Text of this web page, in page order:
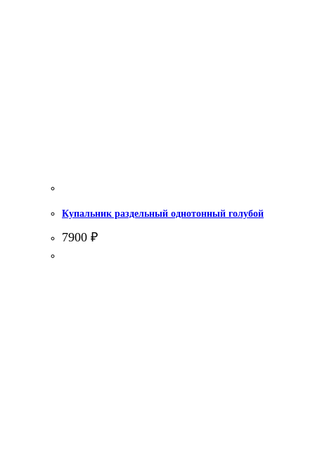
Купальник раздельный однотонный голубой
7900 ₽